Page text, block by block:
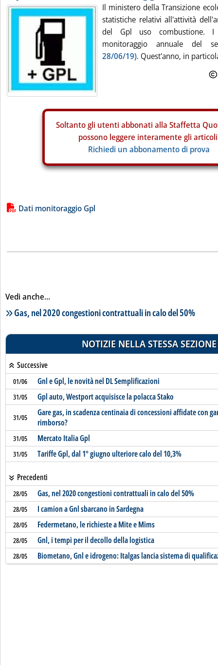
Il ministero della Transizione
statistiche relativi all'attività
del Gpl uso combustione.
monitoraggio annuale del
28/06/19). Quest'anno, in
Soltanto gli utenti abbonati alla Staffetta
possono leggere interamente gli
Richiedi un abbonamento di prova
Lista allegati PDF alla notizia
Dati monitoraggio Gpl
Vedi anche...
Lista notizie correlate
Gas, nel 2020 congestioni contrattuali in calo del 50%
NOTIZIE NELLA STESSA SEZIONE
Successive
01/06 Gnl e Gpl, le novità nel DL Semplificazioni
31/05 Gpl auto, Westport acquisisce la polacca Stako
31/05
Gare gas, in scadenza centinaia di concessioni affidate con
rimborso?
31/05 Mercato Italia Gpl
31/05 Tariffe Gpl, dal 1° giugno ulteriore calo del 10,3%
Precedenti
28/05 Gas, nel 2020 congestioni contrattuali in calo del 50%
28/05 I camion a Gnl sbarcano in Sardegna
28/05 Federmetano, le richieste a Mite e Mims
28/05 Gnl, i tempi per il decollo della logistica
28/05 Biometano, Gnl e idrogeno: Italgas lancia sistema di